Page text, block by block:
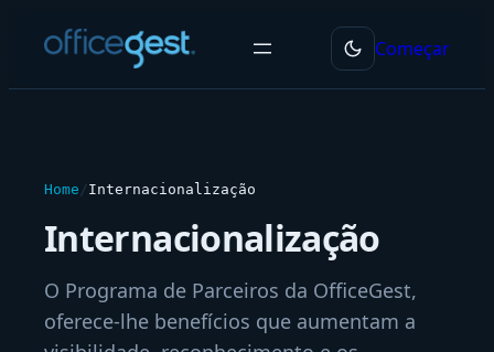
para
Começar
Home / Internacionalização
Internacionalização
O Programa de Parceiros da OfficeGest,
oferece-lhe benefícios que aumentam a